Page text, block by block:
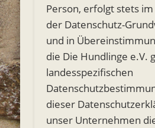
Person, erfolgt stets
der Datenschutz-
und in
die Die Hundlinge e.V.
landesspezifischen
dieser
unser Unternehmen